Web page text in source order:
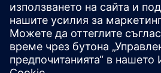
Посетете Siemens за да видим
производителите да въведат AI в
Публикувано: 20 март 2026